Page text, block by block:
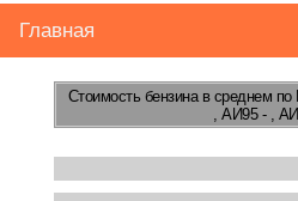
Главная
Стоимость бензинав среднем по
, АИ95 - ,